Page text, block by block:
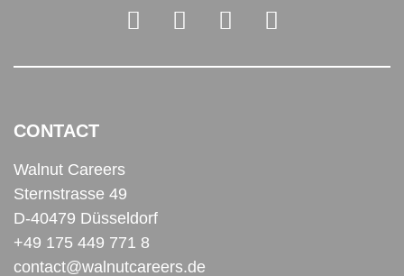
CONTACT
Walnut Careers
Sternstrasse 49
D-40479 Düsseldorf
+49 175 449 771 8
contact@walnutcareers.de